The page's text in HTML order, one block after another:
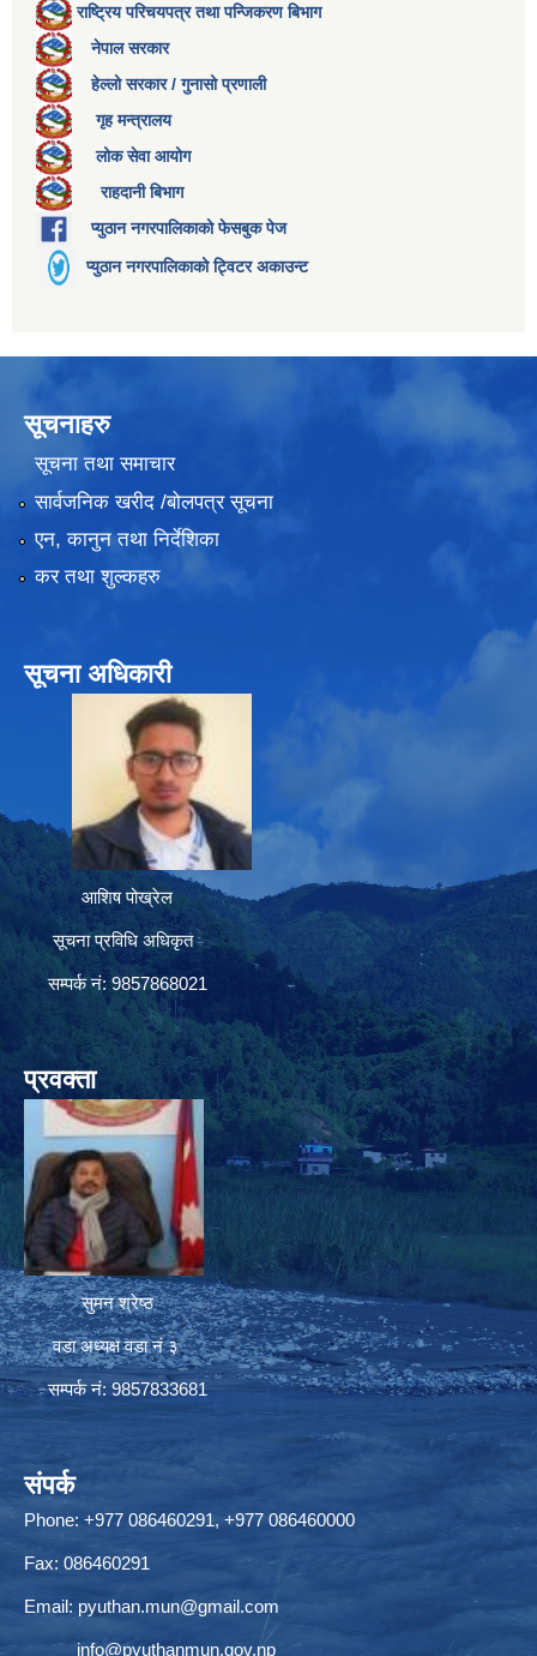
राष्ट्रिय परिचयपत्र तथा पन्जिकरण बिभाग
नेपाल सरकार
हेल्लो सरकार / गुनासो प्रणाली
गृह मन्त्रालय
लोक सेवा आयोग
राहदानी बिभाग
प्युठान नगरपालिकाको फेसबुक पेज
प्युठान नगरपालिकाको ट्विटर अकाउन्ट
सूचनाहरु
सूचना तथा समाचार
सार्वजनिक खरीद /बोलपत्र सूचना
एन, कानुन तथा निर्देशिका
कर तथा शुल्कहरु
सूचना अधिकारी
आशिष पोख्रेल
सूचना प्रविधि अधिकृत
सम्पर्क नं: 9857868021
प्रवक्ता
सुमन श्रेष्ठ
वडा अध्यक्ष वडा नं ३
सम्पर्क नं: 9857833681
संपर्क
Phone: +977 086460291, +977 086460000
Fax: 086460291
Email: pyuthan.mun@gmail.com
info@pyuthanmun.gov.np